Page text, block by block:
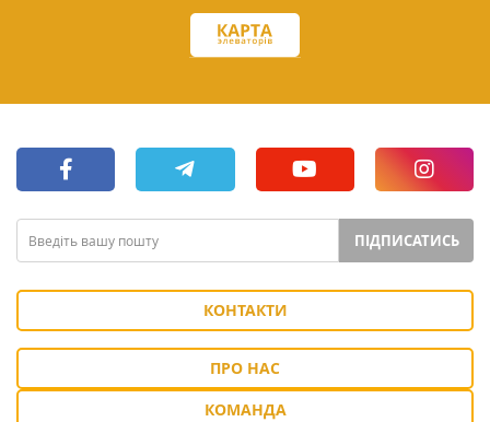
ПІДПИСАТИСЬ
КОНТАКТИ
ПРО НАС
КОМАНДА